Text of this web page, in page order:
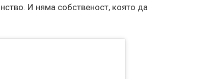
И няма собственост, която да